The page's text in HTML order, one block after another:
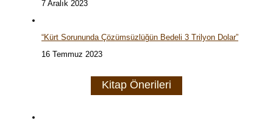
7 Aralık 2023
“Kürt Sorununda Çözümsüzlüğün Bedeli 3 Trilyon Dolar”
16 Temmuz 2023
Kitap Önerileri